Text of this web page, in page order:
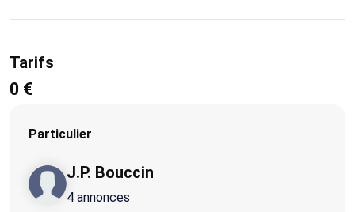
Tarifs
0 €
Particulier
J.P. Bouccin
4 annonces